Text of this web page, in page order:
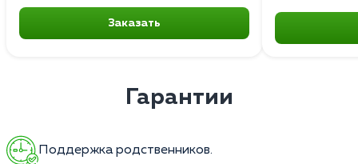
Заказать
Гарантии
Поддержка родственников.